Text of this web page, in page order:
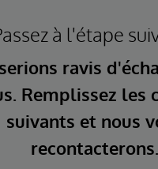
à l'étape
ravis
Remplissez les
suivants et nous
recontacterons.